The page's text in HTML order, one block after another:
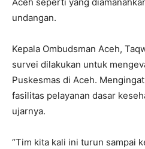
undangan.
Kepala Ombudsman Aceh,
survei dilakukan untuk
Puskesmas di Aceh.
fasilitas pelayanan dasar
ujarnya.
“Tim kita kali ini turun sampai